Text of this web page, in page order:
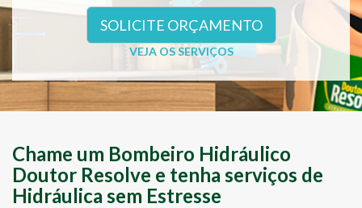
SOLICITE ORÇAMENTO
VEJA OS SERVIÇOS
Chame um Bombeiro Hidráulico
Doutor Resolve e tenha serviços de
Hidráulica sem Estresse